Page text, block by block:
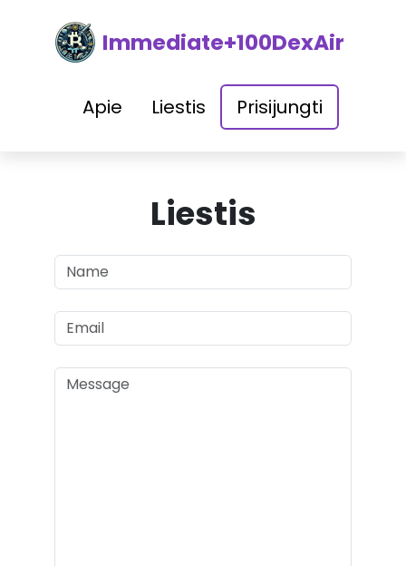
Immediate+100DexAir
Apie Liestis Prisijungti
Liestis